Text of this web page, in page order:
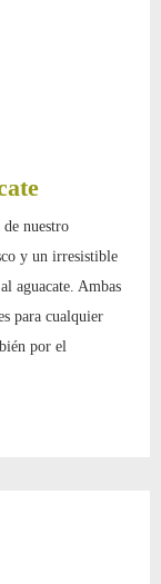
nuestro
y un irresistible
aguacate. Ambas
para cualquier
por el